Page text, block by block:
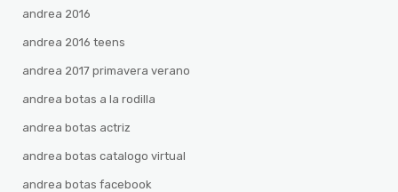
andrea 2016
andrea 2016 teens
andrea 2017 primavera verano
andrea botas a la rodilla
andrea botas actriz
andrea botas catalogo virtual
andrea botas facebook